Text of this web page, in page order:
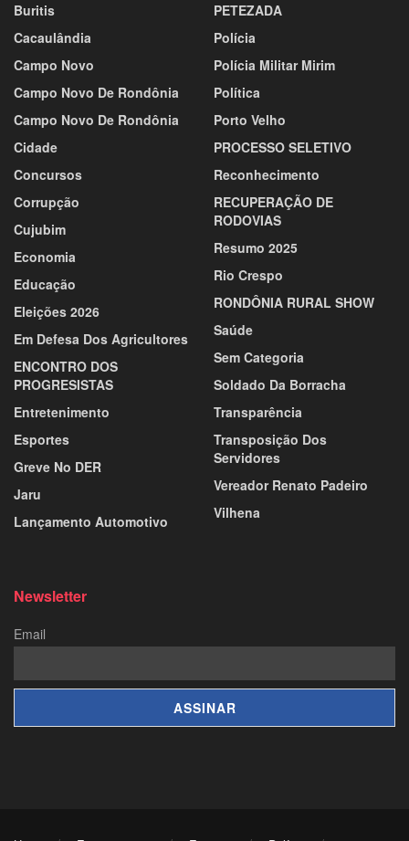
Buritis
Cacaulândia
Campo Novo
Campo Novo De Rondônia
Campo Novo De Rondônia
Cidade
Concursos
Corrupção
Cujubim
Economia
Educação
Eleições 2026
Em Defesa Dos Agricultores
ENCONTRO DOS
PROGRESISTAS
Entretenimento
Esportes
Greve No DER
Jaru
Lançamento Automotivo
PETEZADA
Polícia
Polícia Militar Mirim
Política
Porto Velho
PROCESSO SELETIVO
Reconhecimento
RECUPERAÇÃO DE
RODOVIAS
Resumo 2025
Rio Crespo
RONDÔNIA RURAL SHOW
Saúde
Sem Categoria
Soldado Da Borracha
Transparência
Transposição Dos
Servidores
Vereador Renato Padeiro
Vilhena
Newsletter
Email